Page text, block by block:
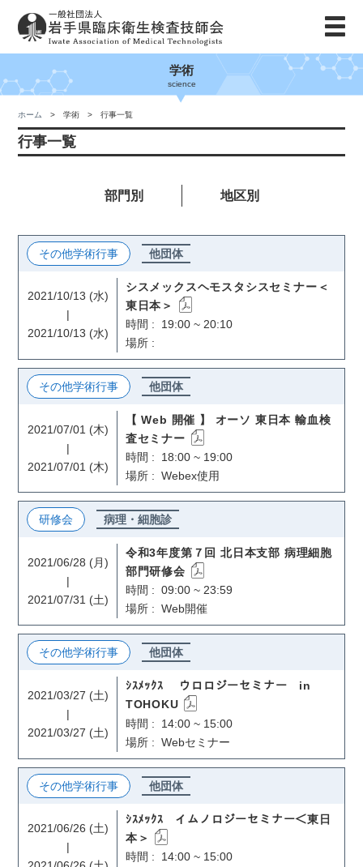
学術
science
ホーム 学術 行事一覧
行事一覧
部門別 地区別
その他学術行事 他団体
2021/10/13 (水)
|
2021/10/13 (水)
シスメックスヘモスタシスセミナー＜
東日本＞
時間 : 19:00 ~ 20:10
場所 :
その他学術行事 他団体
2021/07/01 (木)
|
2021/07/01 (木)
【 Web 開催 】 オーソ 東日本 輸血検
査セミナー
時間 : 18:00 ~ 19:00
場所 : Webex使用
研修会 病理・細胞診
2021/06/28 (月)
|
2021/07/31 (土)
令和3年度第７回 北日本支部 病理細胞
部門研修会
時間 : 09:00 ~ 23:59
場所 : Web開催
その他学術行事 他団体
2021/03/27 (土)
|
2021/03/27 (土)
ｼｽﾒｯｸｽ ウロロジーセミナー in
TOHOKU
時間 : 14:00 ~ 15:00
場所 : Webセミナー
その他学術行事 他団体
2021/06/26 (土)
|
ｼｽﾒｯｸｽ イムノロジーセミナー＜東日
本＞
時間 : 14:00 ~ 15:00